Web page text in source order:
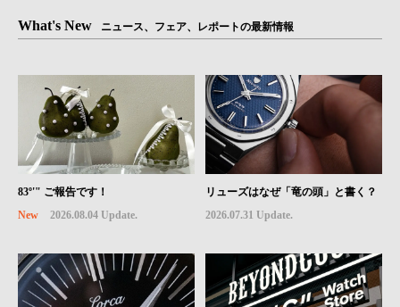
What's New ニュース、フェア、レポートの最新情報
83º'" ご報告です！
New
2026.08.04 Update.
リューズはなぜ「竜の頭」と書く？
2026.07.31 Update.